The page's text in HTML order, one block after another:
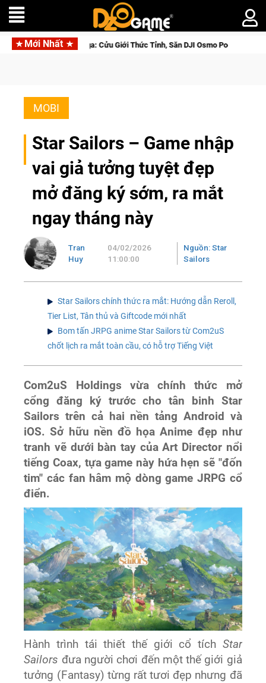
Mới Nhất
Saga: Cửu Giới Thức Tỉnh, Săn DJI Osmo Pocket 3 Ngay Hôm Nay
MOBI
Star Sailors – Game nhập
vai giả tưởng tuyệt đẹp
mở đăng ký sớm, ra mắt
ngay tháng này
Tran
Huy
04/02/2026
11:00:00
Nguồn: Star
Sailors
Star Sailors chính thức ra mắt: Hướng dẫn Reroll,
Tier List, Tân thủ và Giftcode mới nhất
Bom tấn JRPG anime Star Sailors từ Com2uS
chốt lịch ra mắt toàn cầu, có hỗ trợ Tiếng Việt
Com2uS Holdings vừa chính thức mở
cổng đăng ký trước cho tân binh Star
Sailors trên cả hai nền tảng Android và
iOS. Sở hữu nền đồ họa Anime đẹp như
tranh vẽ dưới bàn tay của Art Director nổi
tiếng Coax, tựa game này hứa hẹn sẽ "đốn
tim" các fan hâm mộ dòng game JRPG cổ
điển.
Hành trình tái thiết thế giới cổ tích Star
Sailors đưa người chơi đến một thế giới giả
tưởng (Fantasy) từng rất tươi đẹp nhưng đã